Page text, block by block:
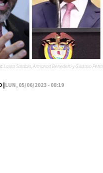
|LUN, 05/06/2023 - 08:19
Laura Sarabia, Armanod Benedetti y Gustavo Petro